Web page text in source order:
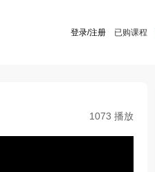
登录/注册 已购课程
1073 播放